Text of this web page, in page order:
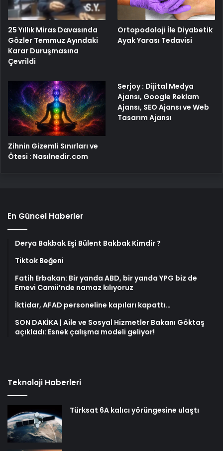
25 Yıllık Miras Davasında
Gözler Temmuz Ayındaki
Karar Duruşmasına
Çevrildi
Ortopodoloji İle Diyabetik
Ayak Yarası Tedavisi
Zihnin Gizemli Sınırları ve
Ötesi : Nasılnedir.com
Serjoy : Dijital Medya
Ajansı, Google Reklam
Ajansı, SEO Ajansı ve Web
Tasarım Ajansı
En Güncel Haberler
Derya Bakbak Eşi Bülent Bakbak Kimdir ?
Tiktok Beğeni
Fatih Erbakan: Bir yanda ABD, bir yanda YPG biz de
Emevi Camii’nde namaz kılıyoruz
İktidar, AFAD personeline kapıları kapattı…
SON DAKİKA | Aile ve Sosyal Hizmetler Bakanı Göktaş
açıkladı: Esnek çalışma modeli geliyor!
Teknoloji Haberleri
Türksat 6A kalıcı yörüngesine ulaştı